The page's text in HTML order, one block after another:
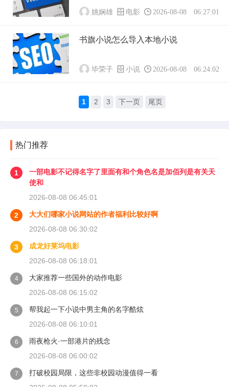
姚娴雄 电影 2026-08-08 06:27:01
书旗小说怎么导入本地小说
毕荣子 小说 2026-08-08 06:24:02
1 2 3 下一页 尾页
热门推荐
1
一部电影不记得名字了里面有和个角色名是加佰列是有关天
使和
2026-08-08 06:45:01
2
大大们哪家小说网站的作者福利比较好啊
2026-08-08 06:30:02
3
成龙好莱坞电影
2026-08-08 06:18:01
4
大家推荐一些国外的动作电影
2026-08-08 06:15:02
5
帮我起一下小说中男主角的名字酷炫
2026-08-08 06:10:01
6
雨夜枪火·一部港片的残念
2026-08-08 06:00:02
7
打破校园局限，这些非校园动漫值得一看